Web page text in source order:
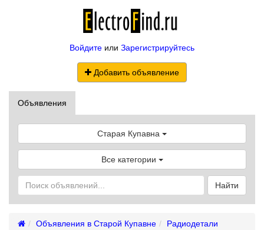
Войдите или Зарегистрируйтесь
Добавить объявление
Объявления
Старая Купавна
Все категории
Найти
Объявления в Старой Купавне Радиодетали